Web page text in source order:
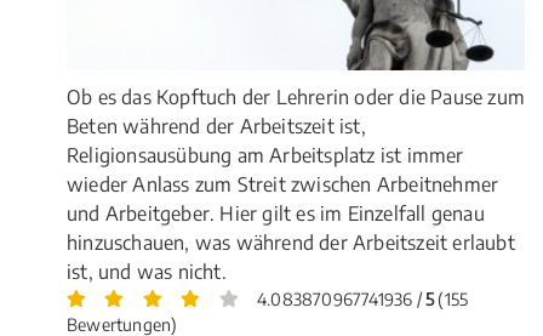
Ob es das Kopftuch der Lehrerin oder die Pause zum
Beten während der Arbeitszeit ist,
Religionsausübung am Arbeitsplatz ist immer
wieder Anlass zum Streit zwischen Arbeitnehmer
und Arbeitgeber. Hier gilt es im Einzelfall genau
hinzuschauen, was während der Arbeitszeit erlaubt
ist, und was nicht.
4.083870967741936 /5(155
Bewertungen)